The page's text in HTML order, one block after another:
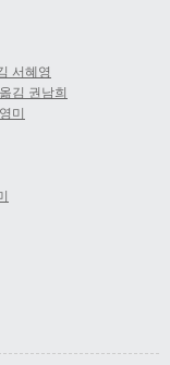
서혜영
김 권남희
미